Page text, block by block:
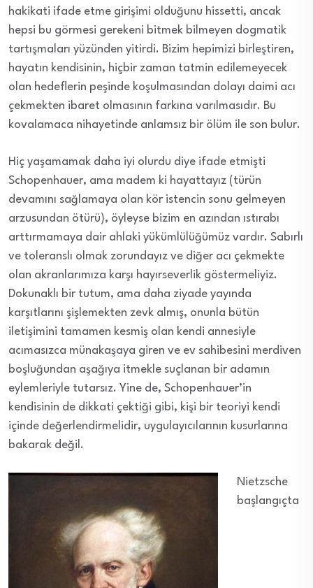
hakikati ifade etme girişimi olduğunu hissetti, ancak
hepsi bu görmesi gerekeni bitmek bilmeyen dogmatik
tartışmaları yüzünden yitirdi. Bizim hepimizi birleştiren,
hayatın kendisinin, hiçbir zaman tatmin edilemeyecek
olan hedeflerin peşinde koşulmasından dolayı daimi acı
çekmekten ibaret olmasının farkına varılmasıdır. Bu
kovalamaca nihayetinde anlamsız bir ölüm ile son bulur.
Hiç yaşamamak daha iyi olurdu diye ifade etmişti
Schopenhauer, ama madem ki hayattayız (türün
devamını sağlamaya olan kör istencin sonu gelmeyen
arzusundan ötürü), öyleyse bizim en azından ıstırabı
arttırmamaya dair ahlaki yükümlülüğümüz vardır. Sabırlı
ve toleranslı olmak zorundayız ve diğer acı çekmekte
olan akranlarımıza karşı hayırseverlik göstermeliyiz.
Dokunaklı bir tutum, ama daha ziyade yayında
karşıtlarını şişlemekten zevk almış, onunla bütün
iletişimini tamamen kesmiş olan kendi annesiyle
acımasızca münakaşaya giren ve ev sahibesini merdiven
boşluğundan aşağıya itmekle suçlanan bir adamın
eylemleriyle tutarsız. Yine de, Schopenhauer’in
kendisinin de dikkati çektiği gibi, kişi bir teoriyi kendi
içinde değerlendirmelidir, uygulayıcılarının kusurlarına
bakarak değil.
Nietzsche
başlangıçta